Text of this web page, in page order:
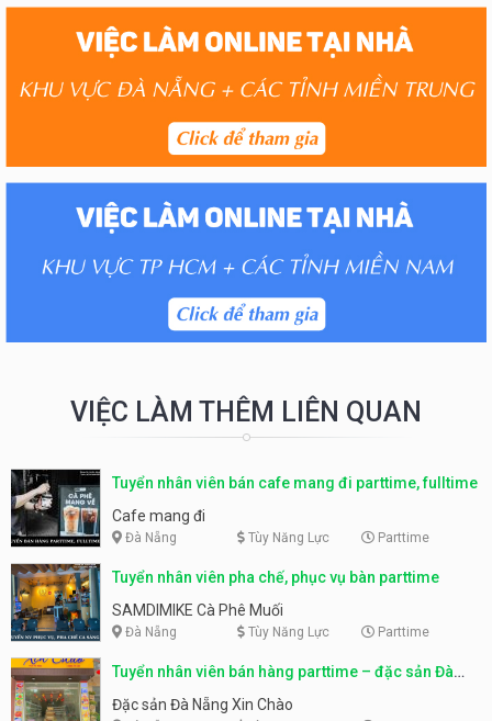
VIỆC LÀM THÊM LIÊN QUAN
Tuyển nhân viên bán cafe mang đi parttime, fulltime
Cafe mang đi
Đà Nẵng Tùy Năng Lực Parttime
Tuyển nhân viên pha chế, phục vụ bàn parttime
SAMDIMIKE Cà Phê Muối
Đà Nẵng Tùy Năng Lực Parttime
Tuyển nhân viên bán hàng parttime – đặc sản Đà
Nẵng
Đặc sản Đà Nẵng Xin Chào